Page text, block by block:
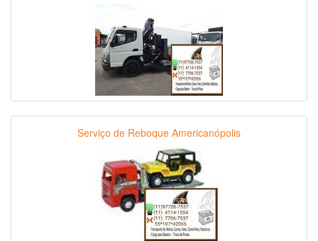
Serviço de Reboque Americanópolis